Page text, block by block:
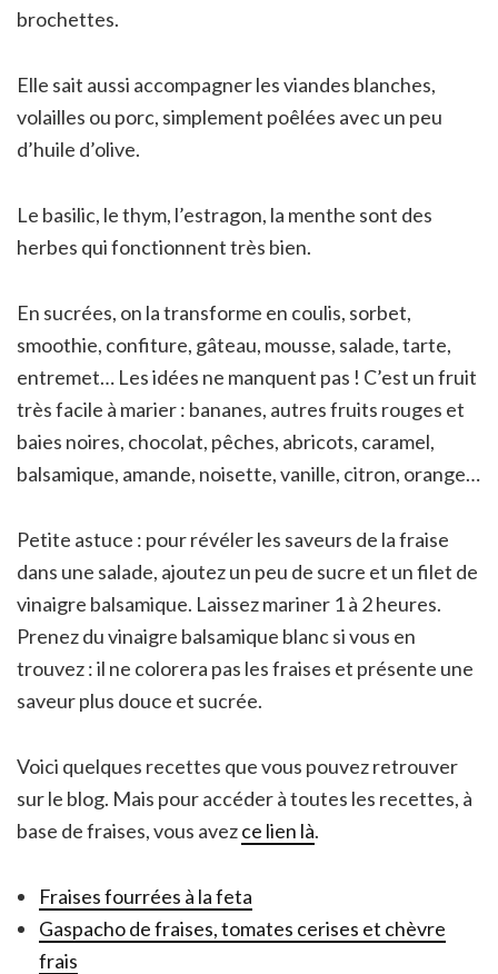
brochettes.
Elle sait aussi accompagner les viandes blanches,
volailles ou porc, simplement poêlées avec un peu
d’huile d’olive.
Le basilic, le thym, l’estragon, la menthe sont des
herbes qui fonctionnent très bien.
En sucrées, on la transforme en coulis, sorbet,
smoothie, confiture, gâteau, mousse, salade, tarte,
entremet… Les idées ne manquent pas ! C’est un fruit
très facile à marier : bananes, autres fruits rouges et
baies noires, chocolat, pêches, abricots, caramel,
balsamique, amande, noisette, vanille, citron, orange…
Petite astuce : pour révéler les saveurs de la fraise
dans une salade, ajoutez un peu de sucre et un filet de
vinaigre balsamique. Laissez mariner 1 à 2 heures.
Prenez du vinaigre balsamique blanc si vous en
trouvez : il ne colorera pas les fraises et présente une
saveur plus douce et sucrée.
Voici quelques recettes que vous pouvez retrouver
sur le blog. Mais pour accéder à toutes les recettes, à
base de fraises, vous avezce lien là.
Fraises fourrées à la feta
Gaspacho de fraises, tomates cerises et chèvre
frais